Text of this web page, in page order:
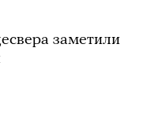
заметили